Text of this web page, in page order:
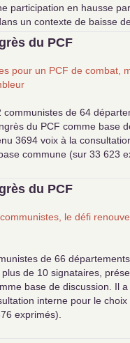
participation en hausse
un contexte de baisse
du PCF
pour un PCF de combat,
communistes de 64
du PCF comme base
3694 voix à la
commune (sur 33 623
du PCF
le défi
de 66
de 10 signataires,
base de discussion. Il a
interne pour le
exprimés).